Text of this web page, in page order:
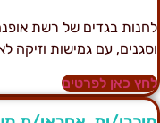
בגדים של רשת
עם גמישות וזיקה
כאן לפרטים